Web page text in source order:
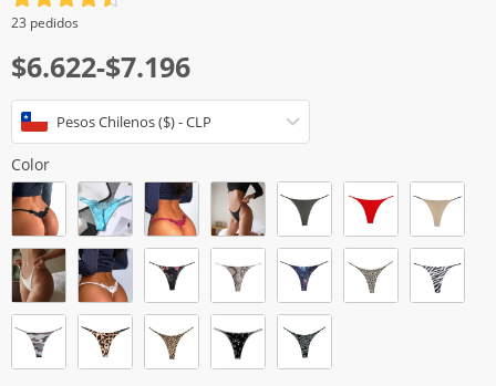
Valorado
con
de 5
23 pedidos
$6.622-$7.196
Rango
de
precios:
desde
$6.622
hasta
$7.196
Pesos Chilenos ($) - CLP
Color